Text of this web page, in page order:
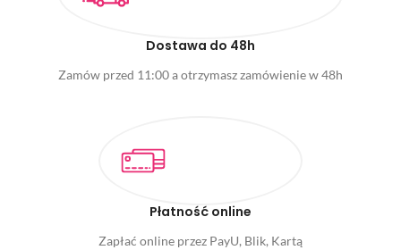
Dostawa do 48h
Zamów przed 11:00 a otrzymasz zamówienie w 48h
Płatność online
Zapłać online przez PayU, Blik, Kartą